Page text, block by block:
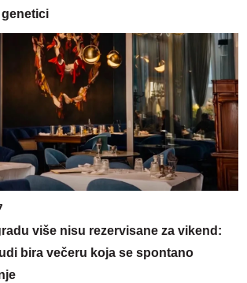
više nisu rezervisane za vikend:
bira večeru koja se spontano